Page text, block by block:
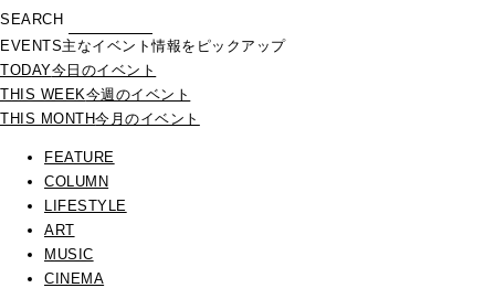
SEARCH
EVENTS主なイベント情報をピックアップ
TODAY今日のイベント
THIS WEEK今週のイベント
THIS MONTH今月のイベント
FEATURE
COLUMN
LIFESTYLE
ART
MUSIC
CINEMA